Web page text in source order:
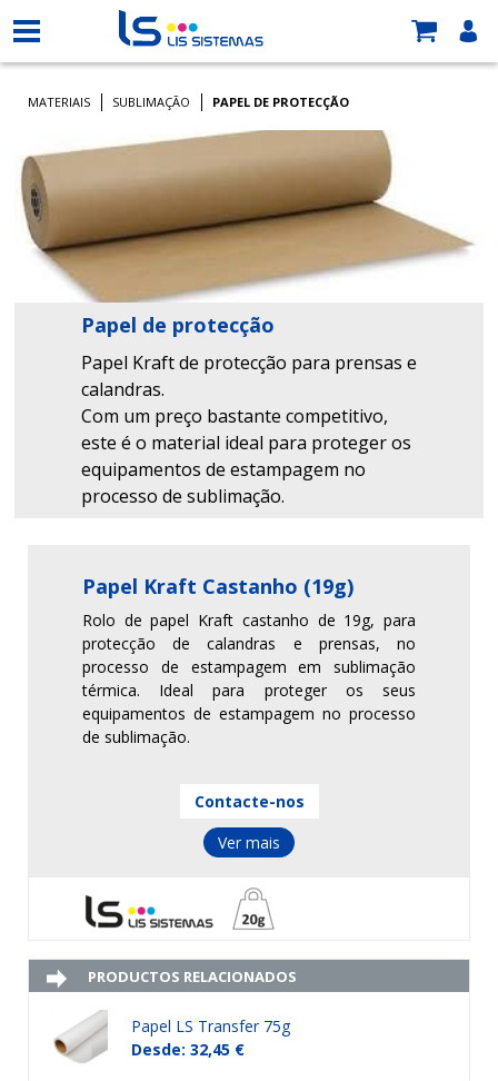
MATERIAIS SUBLIMAÇÃO PAPEL DE PROTECÇÃO
Papel de protecção
Papel Kraft de protecção para prensas e
calandras.
Com um preço bastante competitivo,
este é o material ideal para proteger os
equipamentos de estampagem no
processo de sublimação.
Papel Kraft Castanho (19g)
Rolo de papel Kraft castanho de 19g, para
protecção de calandras e prensas, no
processo de estampagem em sublimação
térmica. Ideal para proteger os seus
equipamentos de estampagem no processo
de sublimação.
Contacte-nos
Ver mais
PRODUCTOS RELACIONADOS
Papel LS Transfer 75g
Desde: 32,45 €